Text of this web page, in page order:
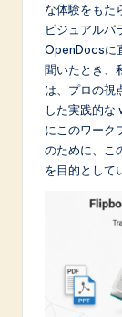
in
A
な体験をもた
ビジュアルパ
OpenDocsに
聞いたとき、
は、プロの視
した実践的な
にこのワーク
のために、こ
を目的として